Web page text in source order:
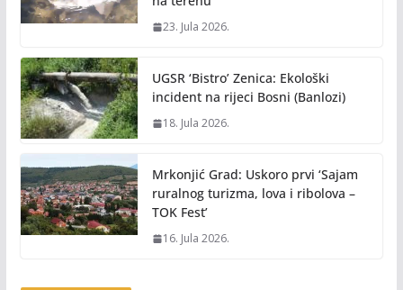
23. Jula 2026.
UGSR ‘Bistro’ Zenica: Ekološki
incident na rijeci Bosni (Banlozi)
18. Jula 2026.
Mrkonjić Grad: Uskoro prvi ‘Sajam
ruralnog turizma, lova i ribolova –
TOK Fest’
16. Jula 2026.